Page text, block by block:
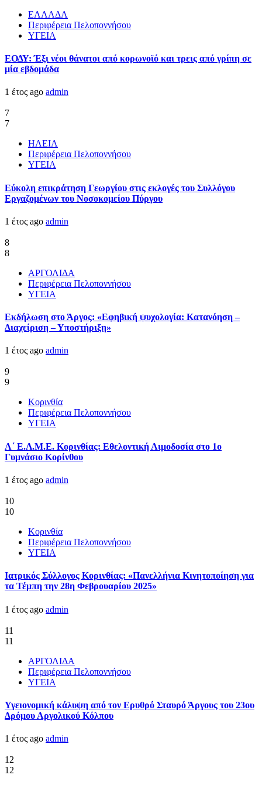
ΕΛΛΑΔΑ
Περιφέρεια Πελοποννήσου
ΥΓΕΙΑ
ΕΟΔΥ: Έξι νέοι θάνατοι από κορωνοϊό και τρεις από γρίπη σε
μία εβδομάδα
1 έτος ago admin
7
7
ΗΛΕΙΑ
Περιφέρεια Πελοποννήσου
ΥΓΕΙΑ
Εύκολη επικράτηση Γεωργίου στις εκλογές του Συλλόγου
Εργαζομένων του Νοσοκομείου Πύργου
1 έτος ago admin
8
8
ΑΡΓΟΛΙΔΑ
Περιφέρεια Πελοποννήσου
ΥΓΕΙΑ
Εκδήλωση στο Άργος: «Εφηβική ψυχολογία: Κατανόηση –
Διαχείριση – Υποστήριξη»
1 έτος ago admin
9
9
Κορινθία
Περιφέρεια Πελοποννήσου
ΥΓΕΙΑ
Α΄ Ε.Λ.Μ.Ε. Κορινθίας: Εθελοντική Αιμοδοσία στο 1ο
Γυμνάσιο Κορίνθου
1 έτος ago admin
10
10
Κορινθία
Περιφέρεια Πελοποννήσου
ΥΓΕΙΑ
Ιατρικός Σύλλογος Κορινθίας: «Πανελλήνια Κινητοποίηση για
τα Τέμπη την 28η Φεβρουαρίου 2025»
1 έτος ago admin
11
11
ΑΡΓΟΛΙΔΑ
Περιφέρεια Πελοποννήσου
ΥΓΕΙΑ
Υγειονομική κάλυψη από τον Ερυθρό Σταυρό Άργους του 23ου
Δρόμου Αργολικού Κόλπου
1 έτος ago admin
12
12